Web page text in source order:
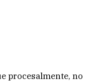
procesalmente, no